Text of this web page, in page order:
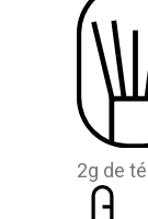
2g de